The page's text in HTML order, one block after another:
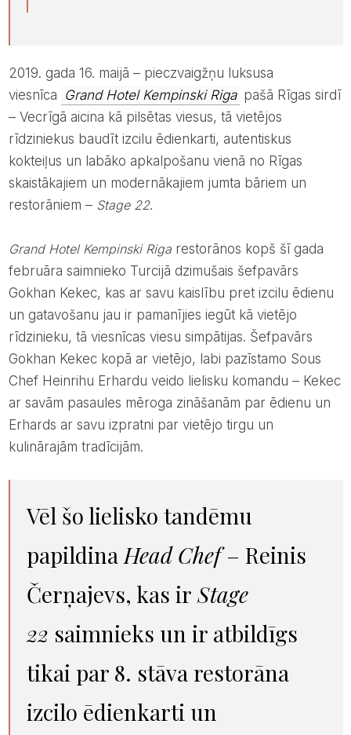
2019. gada 16. maijā – pieczvaigžņu luksusa
viesnīca Grand Hotel Kempinski Riga pašā Rīgas sirdī
– Vecrīgā aicina kā pilsētas viesus, tā vietējos
rīdziniekus baudīt izcilu ēdienkarti, autentiskus
kokteiļus un labāko apkalpošanu vienā no Rīgas
skaistākajiem un modernākajiem jumta bāriem un
restorāniem – Stage 22.
Grand Hotel Kempinski Rigarestorānos kopš šī gada
februāra saimnieko Turcijā dzimušais šefpavārs
Gokhan Kekec, kas ar savu kaislību pret izcilu ēdienu
un gatavošanu jau ir pamanījies iegūt kā vietējo
rīdzinieku, tā viesnīcas viesu simpātijas. Šefpavārs
Gokhan Kekec kopā ar vietējo, labi pazīstamo Sous
Chef Heinrihu Erhardu veido lielisku komandu – Kekec
ar savām pasaules mēroga zināšanām par ēdienu un
Erhards ar savu izpratni par vietējo tirgu un
kulinārajām tradīcijām.
Vēl šo lielisko tandēmu
papildina Head Chef– Reinis
Čerņajevs, kas ir Stage
22 saimnieks un ir atbildīgs
tikai par 8. stāva restorāna
izcilo ēdienkarti un